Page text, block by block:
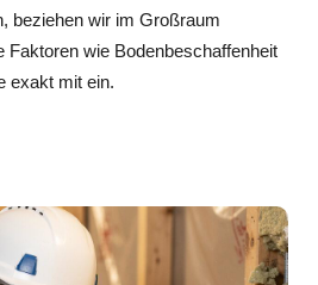
beziehen wir im Großraum
Faktoren wie Bodenbeschaffenheit
exakt mit ein.